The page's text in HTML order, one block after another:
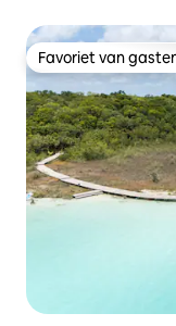
Favoriet van
Favoriet van